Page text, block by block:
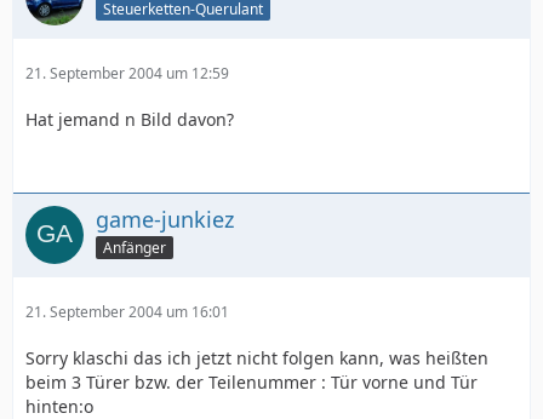
Steuerketten-Querulant
21. September 2004 um 12:59
Hat jemand n Bild davon?
game-junkiez
Anfänger
21. September 2004 um 16:01
Sorry klaschi das ich jetzt nicht folgen kann, was heißten
beim 3 Türer bzw. der Teilenummer : Tür vorne und Tür
hinten:o